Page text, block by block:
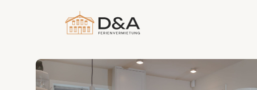
Herausragend